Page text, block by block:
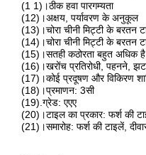
(1 1)।ठीक हवा पारगम्यता
(12)।अक्षय, पर्यावरण के अनुकूल
(13)।चोरा चीनी मिट्टी के बरतन
(14)।चोरा चीनी मिट्टी के बरतन
(15)।सतही कठोरता बहुत अधिक
(16)।खरोंच प्रतिरोधी, पहनने,
(17)।कोई प्रदूषण और विकिरण
(18)।प्रमाणन: 3सी
(19).ग्रेड: एएए
(20)।टाइल का प्रकार: फर्श की
(21)।समारोह: फर्श की टाइलें,